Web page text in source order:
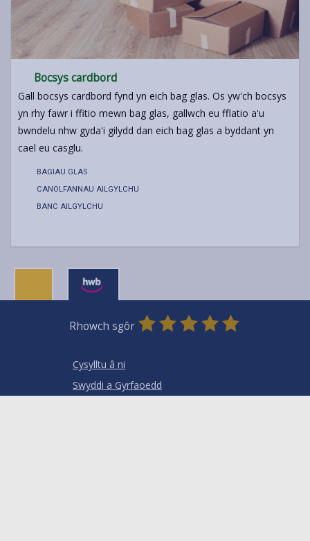
Bocsys cardbord
Gall bocsys cardbord fynd yn eich bag glas. Os yw'ch bocsys
yn rhy fawr i ffitio mewn bag glas, gallwch eu fflatio a'u
bwndelu nhw gyda'i gilydd dan eich bag glas a byddant yn
cael eu casglu.
BAGIAU GLAS
CANOLFANNAU AILGYLCHU
BANC AILGYLCHU
Rhowch sgôr
0
Stars
1
Star
2
Stars
3
Stars
4
Stars
5
Stars
Cysylltu â ni
Swyddi a Gyrfaoedd